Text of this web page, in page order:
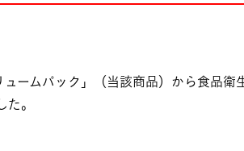
ムパック」（当該商品）から食品衛
。